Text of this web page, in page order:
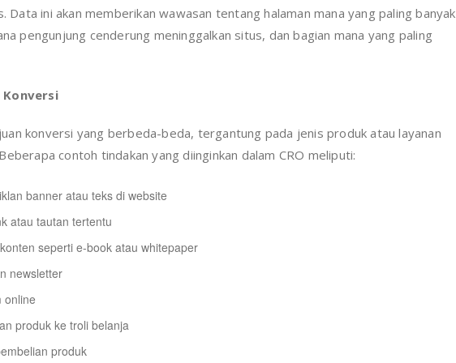
Data ini akan memberikan wawasan tentang halaman mana yang paling banyak
pengunjung cenderung meninggalkan situs, dan bagian mana yang paling
Konversi
konversi yang berbeda-beda, tergantung pada jenis produk atau layanan
contoh tindakan yang diinginkan dalam CRO meliputi:
banner atau teks di website
atau tautan tertentu
seperti e-book atau whitepaper
newsletter
online
produk ke troli belanja
produk